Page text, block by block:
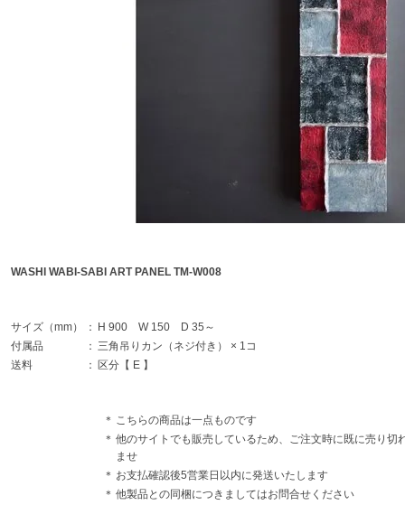
WASHI WABI-SABI ART PANEL TM-W008
サイズ（mm） ： H 900 W 150 D 35～
付属品
： 三角吊りカン（ネジ付き） × 1コ
送料
： 区分【 E 】
＊
こちらの商品は一点ものです
＊ 他のサイトでも販売しているため、ご注文時に既に売り切
ませ
＊ お支払確認後5営業日以内に発送いたします
＊ 他製品との同梱につきましてはお問合せください